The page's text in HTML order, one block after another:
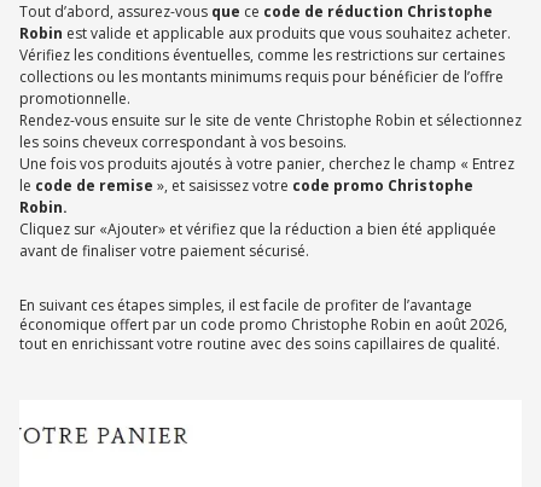
Tout d’abord, assurez-vous que ce code de réduction Christophe
Robin est valide et applicable aux produits que vous souhaitez acheter.
Vérifiez les conditions éventuelles, comme les restrictions sur certaines
collections ou les montants minimums requis pour bénéficier de l’offre
promotionnelle.
Rendez-vous ensuite sur le site de vente Christophe Robin et sélectionnez
les soins cheveux correspondant à vos besoins.
Une fois vos produits ajoutés à votre panier, cherchez le champ « Entrez
le code de remise », et saisissez votre code promo Christophe
Robin.
Cliquez sur «Ajouter» et vérifiez que la réduction a bien été appliquée
avant de finaliser votre paiement sécurisé.
En suivant ces étapes simples, il est facile de profiter de l’avantage
économique offert par un code promo Christophe Robin en août 2026,
tout en enrichissant votre routine avec des soins capillaires de qualité.